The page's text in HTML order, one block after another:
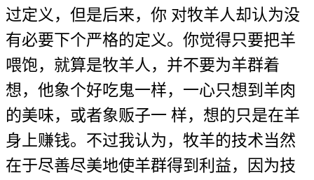
过定义，但是后来，你 对牧羊人却认为没
有必要下个严格的定义。你觉得只要把羊
喂饱，就算是牧羊人，并不要为羊群着
想，他象个好吃鬼一样，一心只想到羊肉
的美味，或者象贩子一 样，想的只是在羊
身上赚钱。不过我认为，牧羊的技术当然
在于尽善尽美地使羊群得到利益，因为技